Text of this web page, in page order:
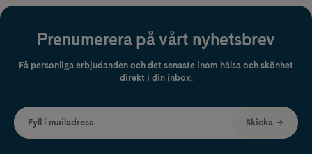
Prenumerera på vårt nyhetsbrev
Få personliga erbjudanden och det senaste inom hälsa och skönhet
direkt i din inbox.
Fyll i mailadress Skicka